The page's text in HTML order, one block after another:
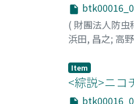
( 財團法人防虫
浜田, 昌之; 高
Item
<綜説>ニコ